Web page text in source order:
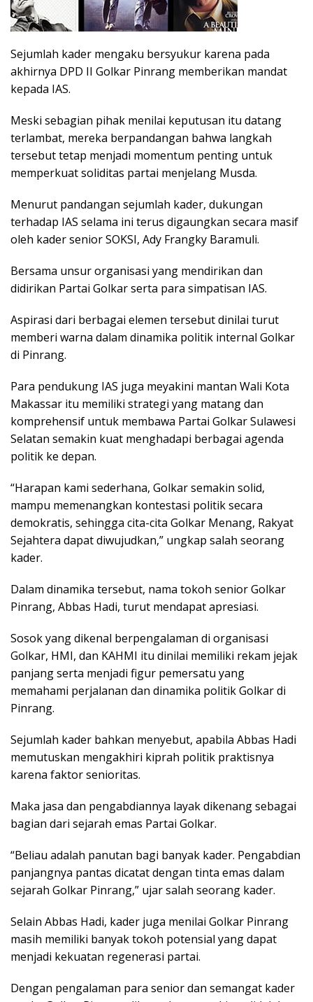
Sejumlah kader mengaku bersyukur karena pada
akhirnya DPD II Golkar Pinrang memberikan mandat
kepada IAS.
Meski sebagian pihak menilai keputusan itu datang
terlambat, mereka berpandangan bahwa langkah
tersebut tetap menjadi momentum penting untuk
memperkuat soliditas partai menjelang Musda.
Menurut pandangan sejumlah kader, dukungan
terhadap IAS selama ini terus digaungkan secara masif
oleh kader senior SOKSI, Ady Frangky Baramuli.
Bersama unsur organisasi yang mendirikan dan
didirikan Partai Golkar serta para simpatisan IAS.
Aspirasi dari berbagai elemen tersebut dinilai turut
memberi warna dalam dinamika politik internal Golkar
di Pinrang.
Para pendukung IAS juga meyakini mantan Wali Kota
Makassar itu memiliki strategi yang matang dan
komprehensif untuk membawa Partai Golkar Sulawesi
Selatan semakin kuat menghadapi berbagai agenda
politik ke depan.
“Harapan kami sederhana, Golkar semakin solid,
mampu memenangkan kontestasi politik secara
demokratis, sehingga cita-cita Golkar Menang, Rakyat
Sejahtera dapat diwujudkan,” ungkap salah seorang
kader.
Dalam dinamika tersebut, nama tokoh senior Golkar
Pinrang, Abbas Hadi, turut mendapat apresiasi.
Sosok yang dikenal berpengalaman di organisasi
Golkar, HMI, dan KAHMI itu dinilai memiliki rekam jejak
panjang serta menjadi figur pemersatu yang
memahami perjalanan dan dinamika politik Golkar di
Pinrang.
Sejumlah kader bahkan menyebut, apabila Abbas Hadi
memutuskan mengakhiri kiprah politik praktisnya
karena faktor senioritas.
Maka jasa dan pengabdiannya layak dikenang sebagai
bagian dari sejarah emas Partai Golkar.
“Beliau adalah panutan bagi banyak kader. Pengabdian
panjangnya pantas dicatat dengan tinta emas dalam
sejarah Golkar Pinrang,” ujar salah seorang kader.
Selain Abbas Hadi, kader juga menilai Golkar Pinrang
masih memiliki banyak tokoh potensial yang dapat
menjadi kekuatan regenerasi partai.
Dengan pengalaman para senior dan semangat kader